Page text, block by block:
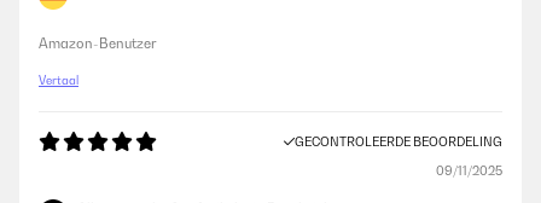
Amazon-Benutzer
Vertaal
GECONTROLEERDE BEOORDELING
09/11/2025